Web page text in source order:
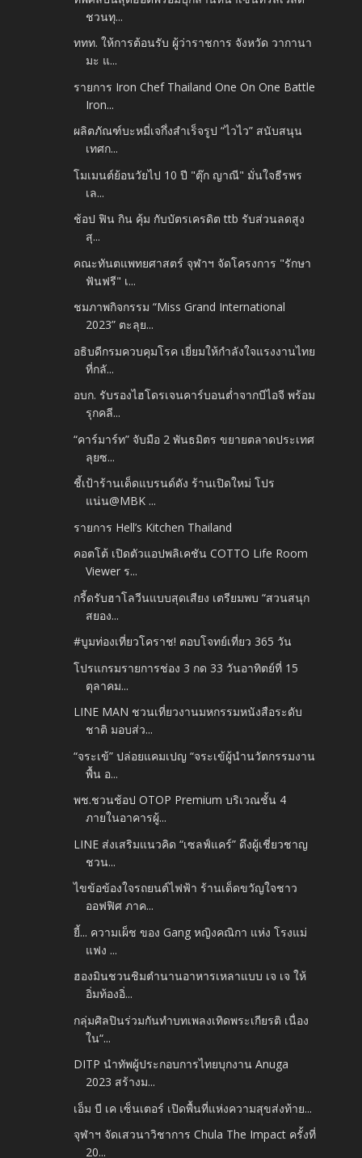
ชวนทุ...
ททท. ให้การต้อนรับ ผู้ว่าราชการ จังหวัด วากานา
มะ แ...
รายการ Iron Chef Thailand One On One Battle
Iron...
ผลิตภัณฑ์บะหมี่เจกึ่งสำเร็จรูป “ไวไว” สนับสนุน
เทศก...
โมเมนต์ย้อนวัยไป 10 ปี "ตุ๊ก ญาณี" มั่นใจธีรพร
เล...
ช้อป ฟิน กิน คุ้ม กับบัตรเครดิต ttb รับส่วนลดสูง
สุ...
คณะทันตแพทยศาสตร์ จุฬาฯ จัดโครงการ "รักษา
ฟันฟรี" เ...
ชมภาพกิจกรรม “Miss Grand International
2023” ตะลุย...
อธิบดีกรมควบคุมโรค เยี่ยมให้กำลังใจแรงงานไทย
ที่กลั...
อบก. รับรองไฮโดรเจนคาร์บอนต่ำจากบีไอจี พร้อม
รุกคลี...
“คาร์มาร์ท” จับมือ 2 พันธมิตร ขยายตลาดประเทศ
ลุยซ...
ชี้เป้าร้านเด็ดแบรนด์ดัง ร้านเปิดใหม่ โปร
แน่น@MBK ...
รายการ Hell’s Kitchen Thailand
คอตโต้ เปิดตัวแอปพลิเคชัน COTTO Life Room
Viewer ร...
กรี้ดรับฮาโลวีนแบบสุดเสียง เตรียมพบ “สวนสนุก
สยอง...
#บูมท่องเที่ยวโคราช! ตอบโจทย์เที่ยว 365 วัน
โปรแกรมรายการช่อง 3 กด 33 วันอาทิตย์ที่ 15
ตุลาคม...
LINE MAN ชวนเที่ยวงานมหกรรมหนังสือระดับ
ชาติ มอบส่ว...
“จระเข้” ปล่อยแคมเปญ “จระเข้ผู้นำนวัตกรรมงาน
พื้น อ...
พช.ชวนช้อป OTOP Premium บริเวณชั้น 4
ภายในอาคารผู้...
LINE ส่งเสริมแนวคิด “เซลฟ์แคร์” ดึงผู้เชี่ยวชาญ
ชวน...
ไขข้อข้องใจรถยนต์ไฟฟ้า ร้านเด็ดขวัญใจชาว
ออฟฟิศ ภาค...
ยี้... ความเผ็ช ของ Gang หญิงคณิกา แห่ง โรงแม่
แฟง ...
ฮองมินชวนชิมตำนานอาหารเหลาแบบ เจ เจ ให้
อิ่มท้องอิ่...
กลุ่มศิลปินร่วมกันทำบทเพลงเทิดพระเกียรติ เนื่อง
ใน“...
DITP นำทัพผู้ประกอบการไทยบุกงาน Anuga
2023 สร้างม...
เอ็ม บี เค เซ็นเตอร์ เปิดพื้นที่แห่งความสุขส่งท้าย...
จุฬาฯ จัดเสวนาวิชาการ Chula The Impact ครั้งที่
20...